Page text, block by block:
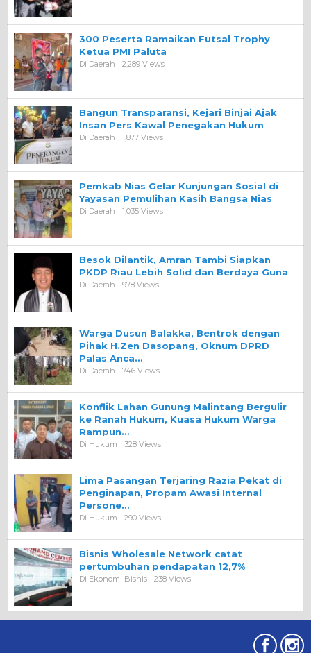
300 Peserta Ramaikan Futsal Trophy
Ketua PMI Paluta
Di Daerah 2,289 Views
Bangun Transparansi, Kejari Binjai Ajak
Insan Pers Kawal Penegakan Hukum
Di Daerah 1,877 Views
Pemkab Nias Gelar Kunjungan Sosial di
Yayasan Pemulihan Kasih Bangsa Nias
Di Daerah 1,035 Views
Besok Dilantik, Amran Tambi Siapkan
PKDP Riau Lebih Solid dan Berdaya Guna
Di Daerah 978 Views
Warga Dusun Balakka, Bentrok dengan
Pihak H.Zen Dasopang, Oknum DPRD
Palas Anca…
Di Daerah 746 Views
Konflik Lahan Gunung Malintang Bergulir
ke Ranah Hukum, Kuasa Hukum Warga
Rampun…
Di Hukum 328 Views
Lima Pasangan Terjaring Razia Pekat di
Penginapan, Propam Awasi Internal
Persone…
Di Hukum 290 Views
Bisnis Wholesale Network catat
pertumbuhan pendapatan 12,7%
Di Ekonomi Bisnis 238 Views